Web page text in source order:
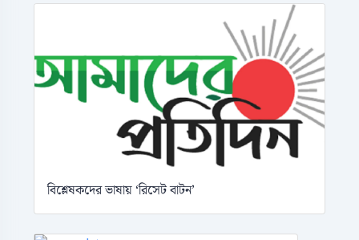
বিশ্লেষকদের ভাষায় ‘রিসেট বাটন’